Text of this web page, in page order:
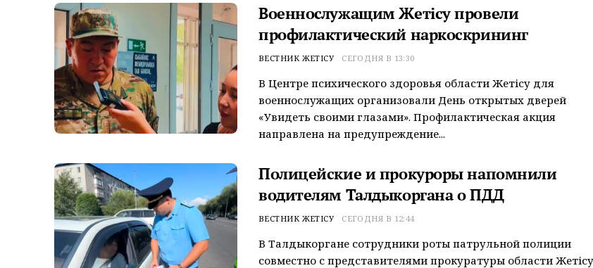
Военнослужащим Жетісу провели
профилактический наркоскрининг
ВЕСТНИК ЖЕТІСУ СЕГОДНЯ В 13:30
В Центре психического здоровья области Жетісу для
военнослужащих организовали День открытых дверей
«Увидеть своими глазами». Профилактическая акция
направлена на предупреждение...
Полицейские и прокуроры напомнили
водителям Талдыкоргана о ПДД
ВЕСТНИК ЖЕТІСУ СЕГОДНЯ В 12:44
В Талдыкоргане сотрудники роты патрульной полиции
совместно с представителями прокуратуры области Жетісу